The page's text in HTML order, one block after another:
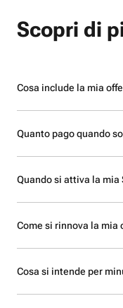
Scopri di
Cosa include la mia
Quanto pago quando
Quando si attiva la mia
Come si rinnova la mia
Cosa si intende per